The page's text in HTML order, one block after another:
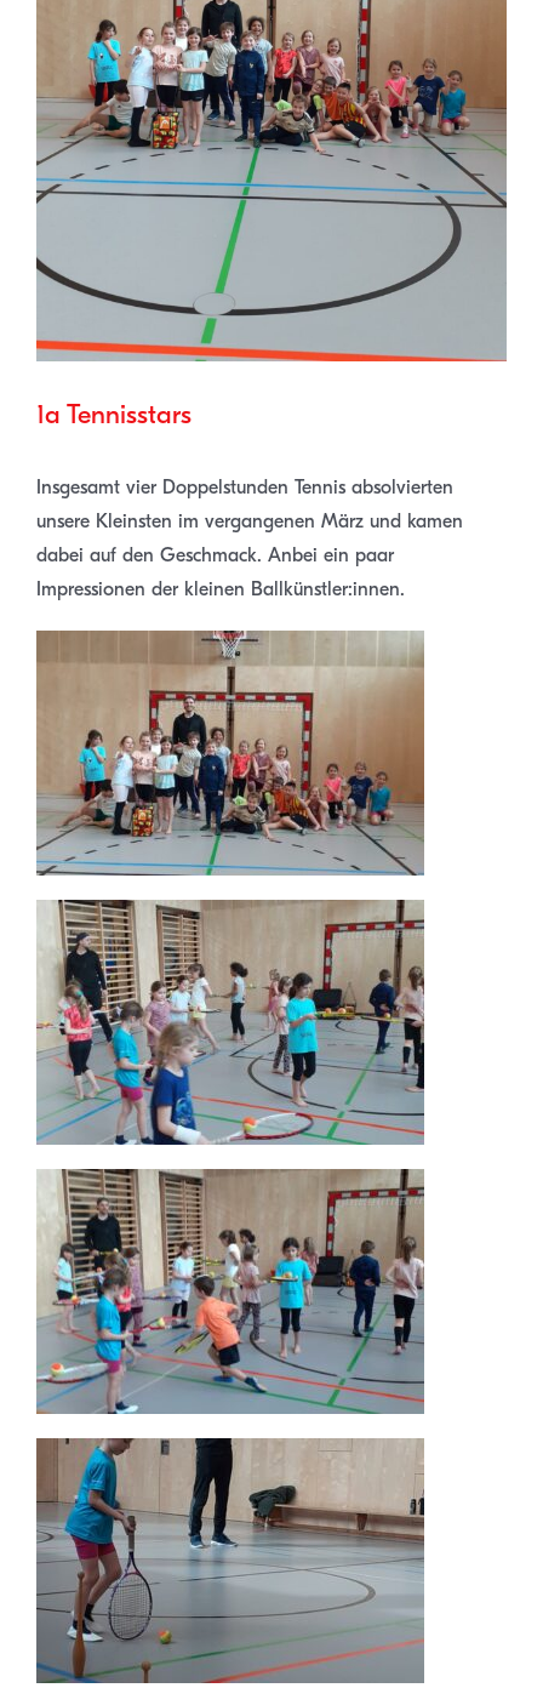
1a Tennisstars
Insgesamt vier Doppelstunden Tennis absolvierten
unsere Kleinsten im vergangenen März und kamen
dabei auf den Geschmack. Anbei ein paar
Impressionen der kleinen Ballkünstler:innen.